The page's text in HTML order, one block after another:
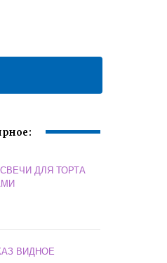
ДЛЯ ТОРТА
ВИДНОЕ